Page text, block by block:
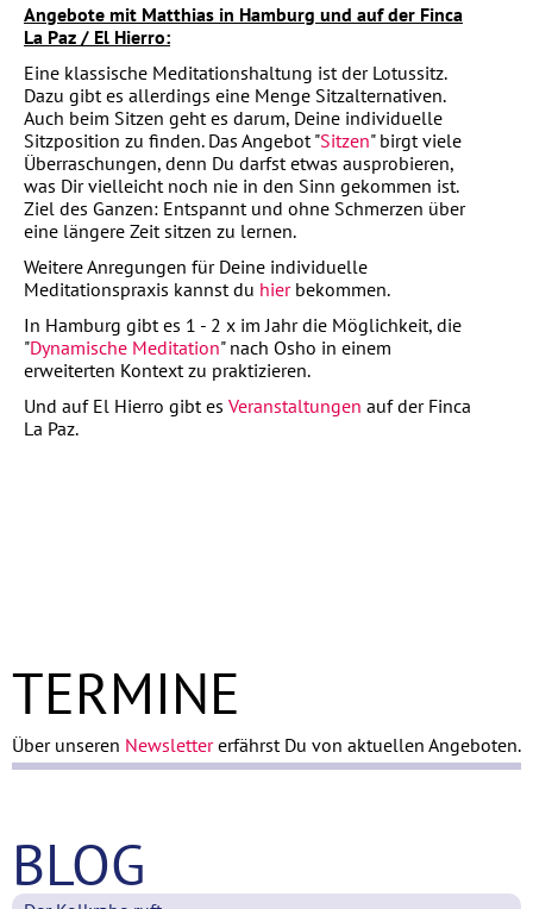
Angebote mit Matthias in Hamburg und auf der Finca
La Paz / El Hierro:
Eine klassische Meditationshaltung ist der Lotussitz.
Dazu gibt es allerdings eine Menge Sitzalternativen.
Auch beim Sitzen geht es darum, Deine individuelle
Sitzposition zu finden. Das Angebot "Sitzen" birgt viele
Überraschungen, denn Du darfst etwas ausprobieren,
was Dir vielleicht noch nie in den Sinn gekommen ist.
Ziel des Ganzen: Entspannt und ohne Schmerzen über
eine längere Zeit sitzen zu lernen.
Weitere Anregungen für Deine individuelle
Meditationspraxis kannst du hierbekommen.
In Hamburg gibt es 1 - 2 x im Jahr die Möglichkeit, die
"Dynamische Meditation" nach Osho in einem
erweiterten Kontext zu praktizieren.
Und auf El Hierro gibt es Veranstaltungen auf der Finca
La Paz.
TERMINE
Über unseren Newslettererfährst Du von aktuellen Angeboten.
BLOG